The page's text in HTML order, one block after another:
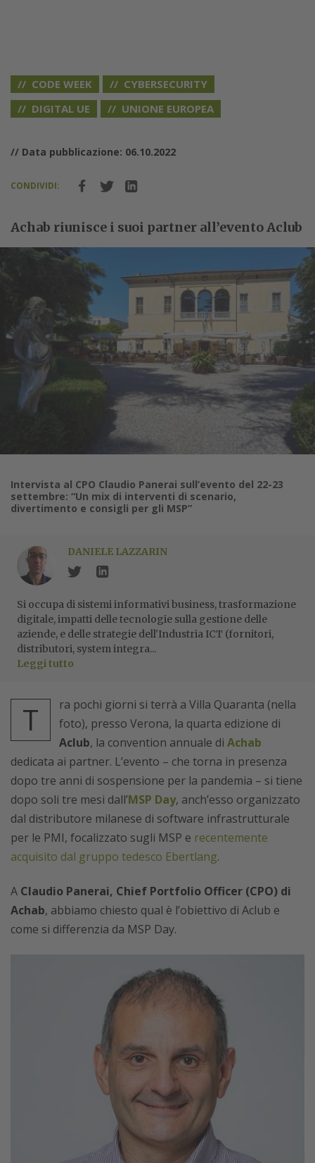
CODE WEEK
CYBERSECURITY
DIGITAL UE
UNIONE EUROPEA
// Data pubblicazione: 06.10.2022
CONDIVIDI:
Achab riunisce i suoi partner all’evento Aclub
Intervista al CPO Claudio Panerai sull’evento del 22-23
settembre: “Un mix di interventi di scenario,
divertimento e consigli per gli MSP”
DANIELE LAZZARIN
Si occupa di sistemi informativi business, trasformazione
digitale, impatti delle tecnologie sulla gestione delle
aziende, e delle strategie dell'Industria ICT (fornitori,
distributori, system integra...
Leggi tutto
T
ra pochi giorni si terrà a Villa Quaranta (nella
foto), presso Verona, la quarta edizione di
Aclub, la convention annuale di Achab
dedicata ai partner. L’evento – che torna in presenza
dopo tre anni di sospensione per la pandemia – si tiene
dopo soli tre mesi dall’MSP Day, anch’esso organizzato
dal distributore milanese di software infrastrutturale
per le PMI, focalizzato sugli MSP e recentemente
acquisito dal gruppo tedesco Ebertlang.
A Claudio Panerai, Chief Portfolio Officer (CPO) di
Achab, abbiamo chiesto qual è l’obiettivo di Aclub e
come si differenzia da MSP Day.